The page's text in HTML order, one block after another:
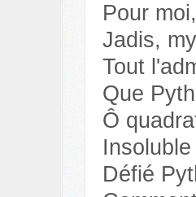
Pour
Jadis,
Tout
Que
Ô
Défié